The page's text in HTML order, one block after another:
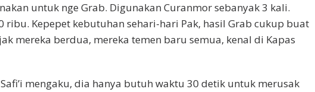
untuk nge Grab. Digunakan Curanmor sebanyak 3 kali.
ribu. Kepepet kebutuhan sehari-hari Pak, hasil Grab cukup buat
mereka berdua, mereka temen baru semua, kenal di Kapas
mengaku, dia hanya butuh waktu 30 detik untuk merusak